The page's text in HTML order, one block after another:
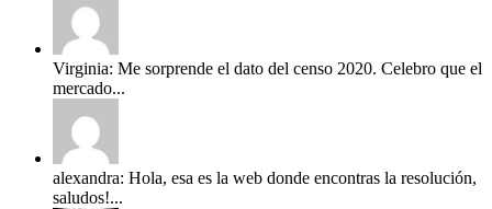
Virginia: Me sorprende el dato del censo 2020. Celebro que el
mercado...
alexandra: Hola, esa es la web donde encontras la resolución,
saludos!...